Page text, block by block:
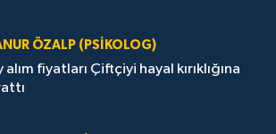
ÖZALP (PSIKOLOG)
alım fiyatları Çiftçiyi hayal kırıklığına